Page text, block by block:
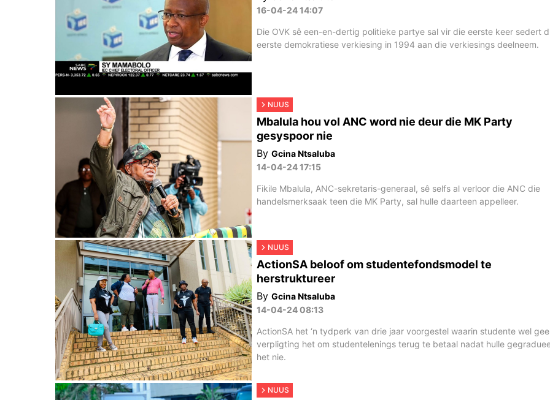
16-04-24 14:07
Die OVK sê een-en-dertig politieke partye sal vir die eerste keer sedert
eerste demokratiese verkiesing in 1994 aan die verkiesings deelneem.
NUUS
Mbalula hou vol ANC word nie deur die MK Party
gesyspoor nie
By Gcina Ntsaluba
14-04-24 17:15
Fikile Mbalula, ANC-sekretaris-generaal, sê selfs al verloor die ANC die
handelsmerksaak teen die MK Party, sal hulle daarteen appelleer.
NUUS
ActionSA beloof om studentefondsmodel te
herstruktureer
By Gcina Ntsaluba
14-04-24 08:13
ActionSA het ‘n tydperk van drie jaar voorgestel waarin studente wel
verpligting het om studentelenings terug te betaal nadat hulle
het nie.
NUUS